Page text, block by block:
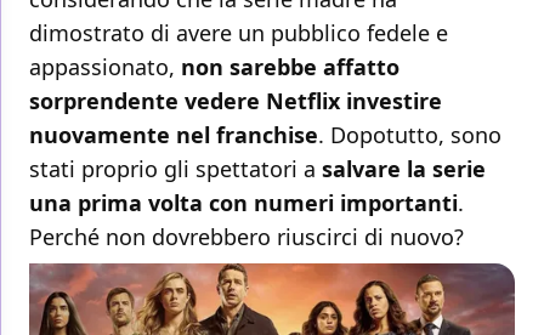
dimostrato di avere un pubblico fedele e
appassionato, non sarebbe affatto
sorprendente vedere Netflix investire
nuovamente nel franchise. Dopotutto, sono
stati proprio gli spettatori a salvare la serie
una prima volta con numeri importanti.
Perché non dovrebbero riuscirci di nuovo?